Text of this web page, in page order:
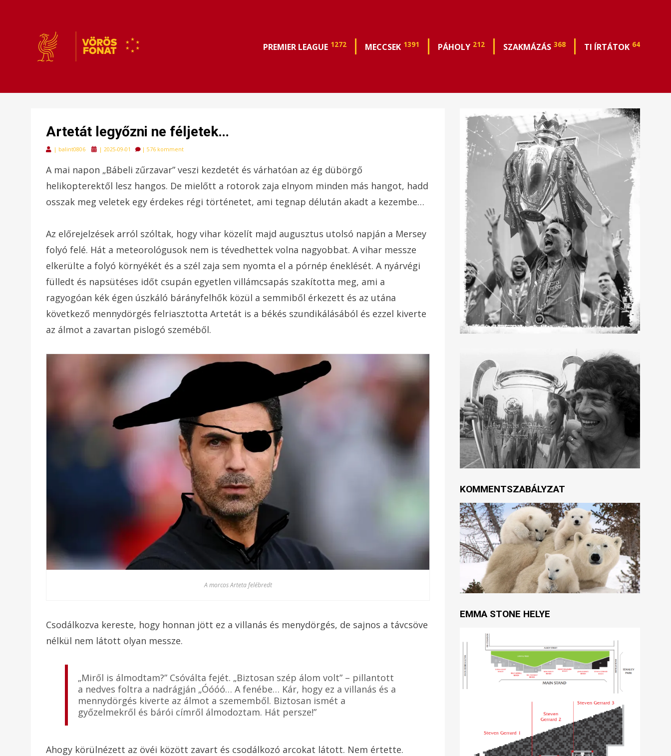
PREMIER LEAGUE 1272 MECCSEK 1391 PÁHOLY 212 SZAKMÁZÁS 368 TI ÍRTÁTOK 64
Artetát legyőzni ne féljetek…
| balint0806
Posted
| 2025-09-01 | 576 komment
A mai napon „Bábeli zűrzavar” veszi kezdetét és várhatóan az ég dübörgő
helikopterektől lesz hangos. De mielőtt a rotorok zaja elnyom minden más hangot, hadd
osszak meg veletek egy érdekes régi történetet, ami tegnap délután akadt a kezembe…
Az előrejelzések arról szóltak, hogy vihar közelít majd augusztus utolsó napján a Mersey
folyó felé. Hát a meteorológusok nem is tévedhettek volna nagyobbat. A vihar messze
elkerülte a folyó környékét és a szél zaja sem nyomta el a pórnép éneklését. A nyárvégi
fülledt és napsütéses időt csupán egyetlen villámcsapás szakította meg, ami a
ragyogóan kék égen úszkáló bárányfelhők közül a semmiből érkezett és az utána
következő mennydörgés felriasztotta Artetát is a békés szundikálásából és ezzel kiverte
az álmot a zavartan pislogó szeméből.
A morcos Arteta felébredt
Csodálkozva kereste, hogy honnan jött ez a villanás és menydörgés, de sajnos a távcsöve
nélkül nem látott olyan messze.
„Miről is álmodtam?” Csóválta fejét. „Biztosan szép álom volt” – pillantott
a nedves foltra a nadrágján „Óóóó… A fenébe… Kár, hogy ez a villanás és a
mennydörgés kiverte az álmot a szememből. Biztosan ismét a
győzelmekről és bárói címről álmodoztam. Hát persze!”
Ahogy körülnézett az övéi között zavart és csodálkozó arcokat látott. Nem értette.
KOMMENTSZABÁLYZAT
EMMA STONE HELYE